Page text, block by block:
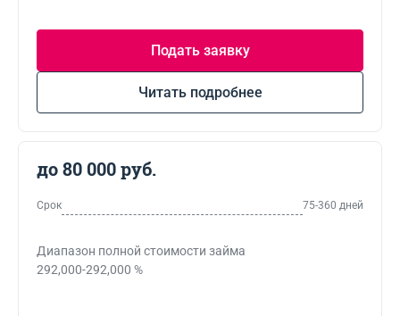
Подать заявку
Читать подробнее
до 80 000 руб.
Срок 75-360 дней
Диапазон полной стоимости займа
292,000-292,000 %